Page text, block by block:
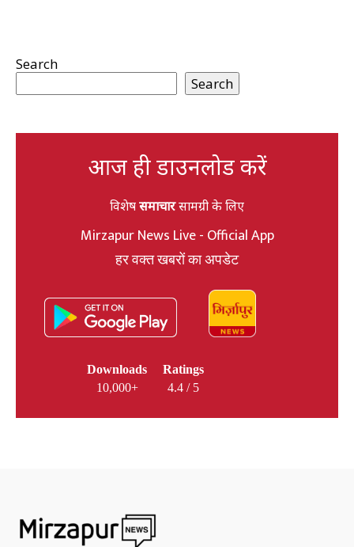
Search
Search
आज ही डाउनलोड करें
विशेषसमाचारसामग्री के लिए
Mirzapur News Live - Official App
हर वक्त खबरों का अपडेट
Downloads
10,000+
Ratings
4.4 / 5